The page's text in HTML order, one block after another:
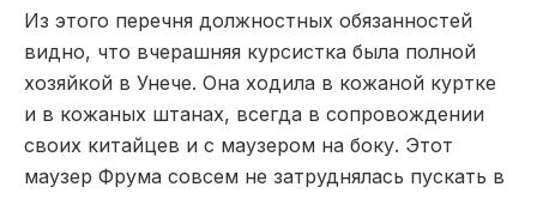
Из этого перечня должностных обязанностей
видно, что вчерашняя курсистка была полной
хозяйкой в Унече. Она ходила в кожаной куртке
и в кожаных штанах, всегда в сопровождении
своих китайцев и с маузером на боку. Этот
маузер Фрума совсем не затруднялась пускать в